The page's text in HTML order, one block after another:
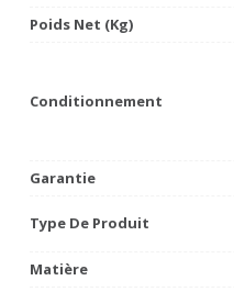
Poids Net (Kg)
Conditionnement
Garantie
Type De Produit
Matière